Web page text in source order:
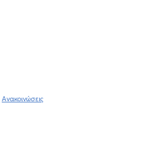
Ανακοινώσεις